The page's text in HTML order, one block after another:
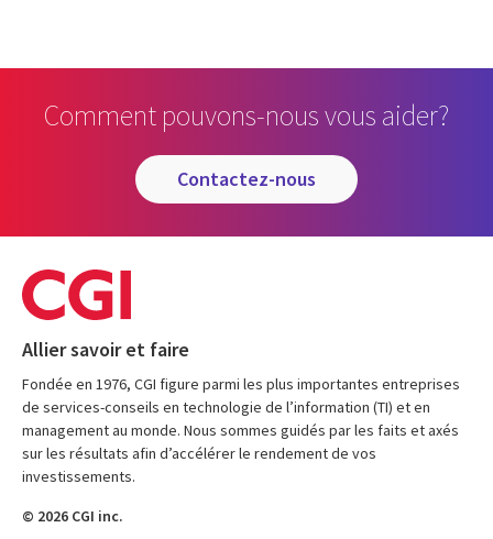
Comment pouvons-nous vous aider?
contactez-nous
Allier savoir et faire
Fondée en 1976, CGI figure parmi les plus importantes entreprises
de services-conseils en technologie de l’information (TI) et en
management au monde. Nous sommes guidés par les faits et axés
sur les résultats afin d’accélérer le rendement de vos
investissements.
© 2026 CGI inc.